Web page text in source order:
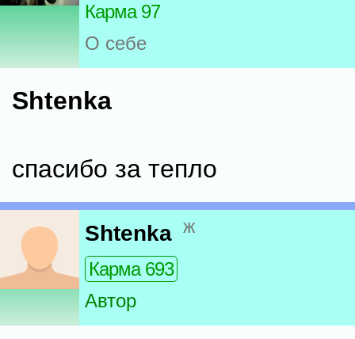
Карма 97
О себе
Shtenka
спасибо за тепло
Shtenka ж
Карма 693
Автор